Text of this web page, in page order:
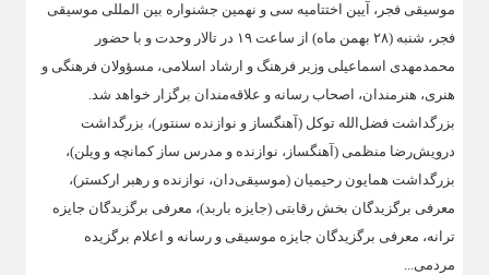
موسیقی فجر، آیین اختتامیه سی و نهمین جشنواره بین المللی موسیقی
فجر، شنبه (۲۸ بهمن ماه) از ساعت ۱۹ در تالار وحدت و با حضور
محمدمهدی اسماعیلی وزیر فرهنگ و ارشاد اسلامی، مسؤولان فرهنگی و
هنری، هنرمندان، اصحاب رسانه و علاقه‌مندان برگزار خواهد شد.
بزرگداشت فضل‌الله توکل (آهنگساز و نوازنده سنتور)، بزرگداشت
درویش‌رضا منظمی (آهنگساز، نوازنده و مدرس ساز کمانچه و ویلن)،
بزرگداشت همایون رحیمیان (موسیقی‌دان، نوازنده و رهبر ارکستر)،
معرفی برگزیدگان بخش رقابتی (جایزه باربد)، معرفی برگزیدگان جایزه
ترانه، معرفی برگزیدگان جایزه موسیقی و رسانه و اعلام برگزیده
مردمی...